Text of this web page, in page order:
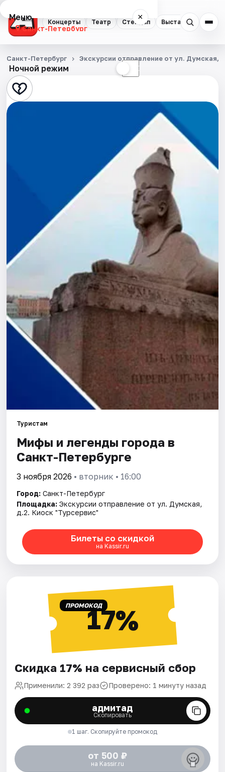
Концерты Театр Стендап Выставки
Меню ×
Санкт-Петербург
Концерты
Театр
Стендап
Города
Артисты
Рейтинги
Ночной режим ☾
Санкт-Петербург Экскурсии отправление от ул. Думская,
Туристам
Мифы и легенды города в
Санкт-Петербурге
3 ноября 2026 • вторник • 16:00
Город: Санкт-Петербург
Площадка: Экскурсии отправление от ул. Думская,
д.2. Киоск "Турсервис"
Билеты со скидкой
на Kassir.ru
ПРОМОКОД17%
Скидка 17% на сервисный сбор
Применили: 2 392 раз Проверено: 1 минуту назад
адмитад
Скопировать
1 шаг. Скопируйте промокод
от 500 ₽
на Kassir.ru